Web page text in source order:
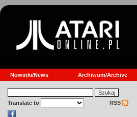
Nowinki/News Archiwum/Archive
Translate to RSS